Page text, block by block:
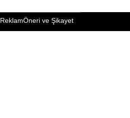
ReklamÖneri ve Şikayet